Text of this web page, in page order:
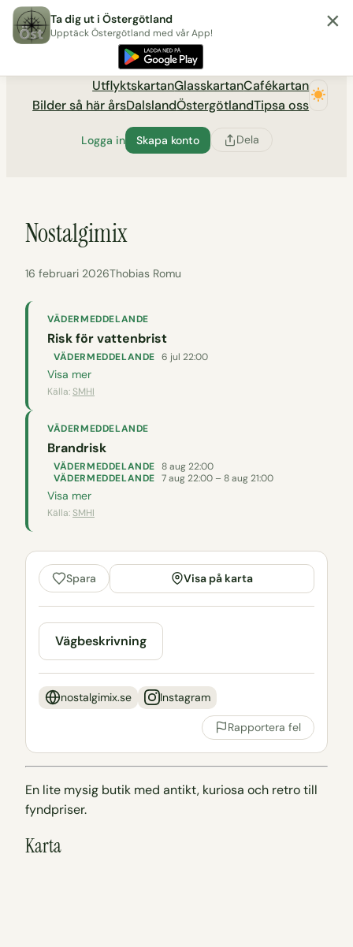
Hoppa
till
Utflyktsportalen tadigut.nu
UtflyktskartanGlasskartanCafékartan
Bilder så här årsDalslandÖstergötlandTipsa oss
Logga in Skapa konto Dela
Nostalgimix
16 februari 2026Thobias Romu
VÄDERMEDDELANDE
Risk för vattenbrist
VÄDERMEDDELANDE 6 jul 22:00
Visa mer
Källa: SMHI
VÄDERMEDDELANDE
Brandrisk
VÄDERMEDDELANDE 8 aug 22:00
VÄDERMEDDELANDE 7 aug 22:00 – 8 aug 21:00
Visa mer
Källa: SMHI
Spara Visa på karta
Vägbeskrivning
nostalgimix.se Instagram
Rapportera fel
En lite mysig butik med antikt, kuriosa och retro till
fyndpriser.
Karta
Ta dig ut i Östergötland
Upptäck Östergötland med vår App! ×